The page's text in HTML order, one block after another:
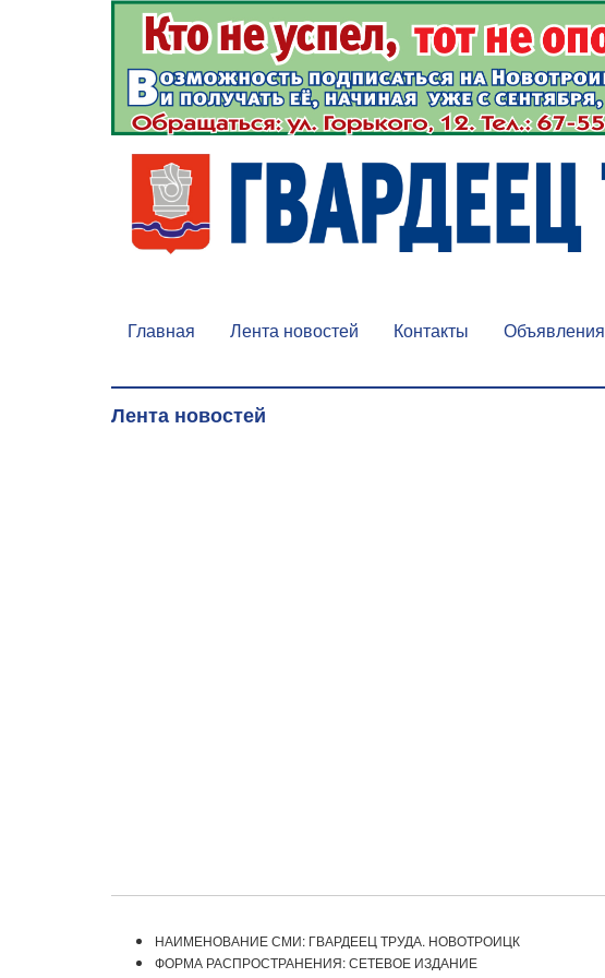
Главная Лента новостей Контакты Объявления
Лента новостей
НАИМЕНОВАНИЕ СМИ: ГВАРДЕЕЦ ТРУДА. НОВОТРОИЦК
ФОРМА РАСПРОСТРАНЕНИЯ: СЕТЕВОЕ ИЗДАНИЕ